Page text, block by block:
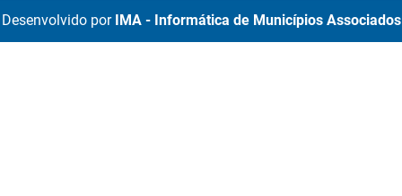
Desenvolvido por IMA - Informática de Municípios Associados